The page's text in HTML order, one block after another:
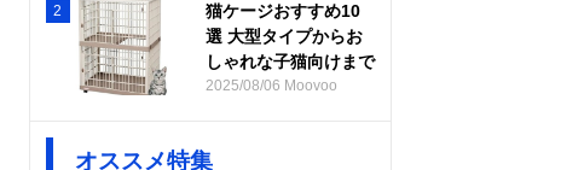
2
猫ケージおすすめ10
選 大型タイプからお
しゃれな子猫向けまで
2025/08/06 Moovoo
オススメ特集